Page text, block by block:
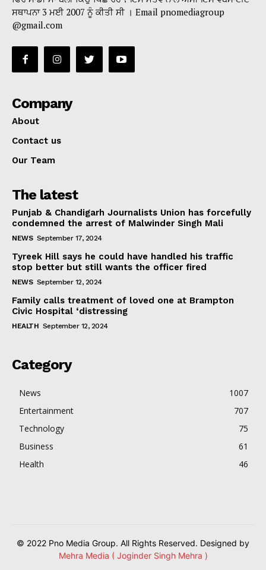
ਸਥਾਪਨਾ 3 ਮਈ 2007 ਨੂੰ ਕੀਤੀ ਸੀ । Email pnomediagroup
@gmail.com
Company
About
Contact us
Our Team
The latest
Punjab & Chandigarh Journalists Union has forcefully
condemned the arrest of Malwinder Singh Mali
NEWS September 17, 2024
Tyreek Hill says he could have handled his traffic
stop better but still wants the officer fired
NEWS September 12, 2024
Family calls treatment of loved one at Brampton
Civic Hospital ‘distressing
HEALTH September 12, 2024
Category
News
1007
Entertainment
707
Technology
75
Business
61
Health
46
© 2022 Pno Media Group. All Rights Reserved. Designed by
Mehra Media ( Joginder Singh Mehra )